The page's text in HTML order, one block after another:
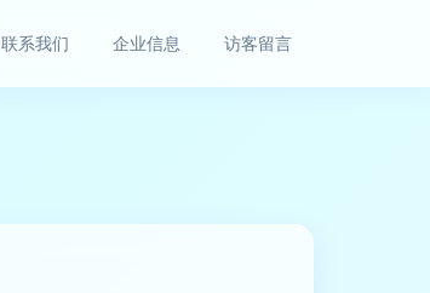
联系我们 企业信息 访客留言